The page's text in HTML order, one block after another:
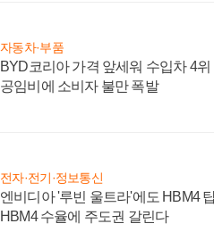
자동차·부품
BYD코리아 가격 앞세워 수입차 4
공임비에 소비자 불만 폭발
전자·전기·정보통신
엔비디아 '루빈 울트라'에도 HBM4
HBM4 수율에 주도권 갈린다